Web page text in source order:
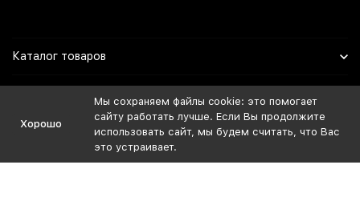
Каталог товаров
Мы в Соцсетях
Хорошо
Мы сохраняем файлы cookie: это помогает
сайту работать лучше. Если Вы продолжите
использовать сайт, мы будем считать, что Вас
это устраивает.